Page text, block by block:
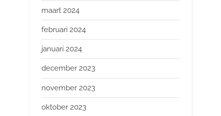
maart 2024
februari 2024
januari 2024
december 2023
november 2023
oktober 2023